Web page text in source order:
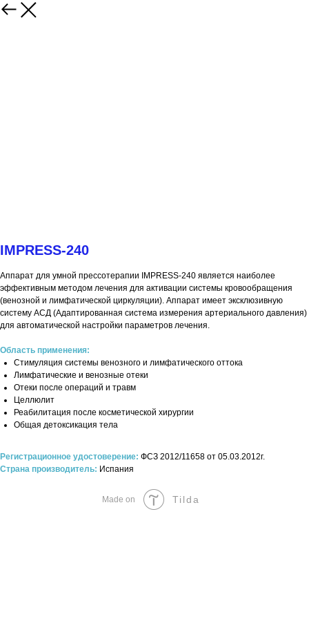
Назад
IMPRESS-240
Аппарат для умной прессотерапии IMPRESS-240 является наиболее
эффективным методом лечения для активации системы кровообращения
(венозной и лимфатической циркуляции). Аппарат имеет эксклюзивную
систему АСД (Адаптированная система измерения артериального давления)
для автоматической настройки параметров лечения.
Область применения:
Стимуляция системы венозного и лимфатического оттока
Лимфатические и венозные отеки
Отеки после операций и травм
Целлюлит
Реабилитация после косметической хирургии
Общая детоксикация тела
Регистрационное удостоверение: ФСЗ 2012/11658 от 05.03.2012г.
Страна производитель: Испания
Made on Tilda